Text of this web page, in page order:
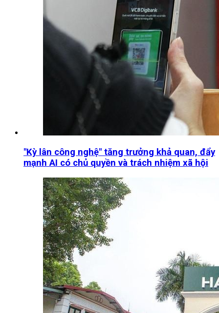
"Kỳ lân công nghệ" tăng trưởng khả quan, đẩy
mạnh AI có chủ quyền và trách nhiệm xã hội